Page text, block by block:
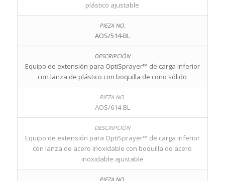
plástico ajustable
AOS/514-BL
Equipo de extensión para OptiSprayer™ de carga inferior
con lanza de plástico con boquilla de cono sólido
AOS/614-BL
Equipo de extensión para OptiSprayer™ de carga inferior
con lanza de acero inoxidable con boquilla de acero
inoxidable ajustable